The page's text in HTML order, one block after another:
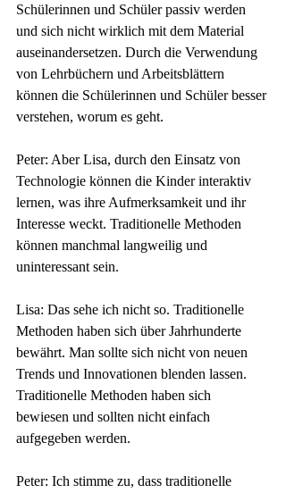
Schülerinnen und Schüler passiv werden
und sich nicht wirklich mit dem Material
auseinandersetzen. Durch die Verwendung
von Lehrbüchern und Arbeitsblättern
können die Schülerinnen und Schüler besser
verstehen, worum es geht.
Peter: Aber Lisa, durch den Einsatz von
Technologie können die Kinder interaktiv
lernen, was ihre Aufmerksamkeit und ihr
Interesse weckt. Traditionelle Methoden
können manchmal langweilig und
uninteressant sein.
Lisa: Das sehe ich nicht so. Traditionelle
Methoden haben sich über Jahrhunderte
bewährt. Man sollte sich nicht von neuen
Trends und Innovationen blenden lassen.
Traditionelle Methoden haben sich
bewiesen und sollten nicht einfach
aufgegeben werden.
Peter: Ich stimme zu, dass traditionelle